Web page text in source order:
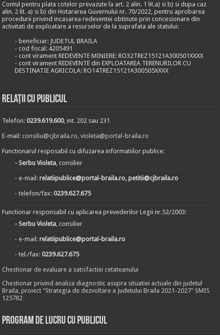
Contul pentru plata cotelor prevazute la art. 2 alin. 1 lit.a) si b) si dupa caz
alin. 2 lit. a) si b) din Hotararea Guvernului nr. 70/2022, pentru aprobarea
procedurii privind incasarea redeventei obtinute prin concesionare din
activitati de exploatare a resurselor de la suprafata ale statului:
- beneficiar: JUDETUL BRAILA
- cod fiscal: 4205491
- cont virament REDEVENTE MINIERE: RO32TREZ15121A300501XXXX
- cont virament REDEVENTE din EXPLOATAREA TERENURILOR CU
DESTINATIE AGRICOLA: RO14TREZ15121A300505XXXX
Relații cu publicul
Telefon:0239.619.600, int. 202 sau 231
E-mail:consiliu@cjbraila.ro,violeta@portal-braila.ro
Functionarul resposabil cu difuzarea informatiilor publice:
- Serbu Violeta, consilier
- e-mail:relatiipublice@portal-braila.ro, petitii@cjbraila.ro
- telefon/fax:0239.627.675
Functionar responsabil cu aplicarea prevederilor Legii nr.52/2003:
- Serbu Violeta, consilier
- e-mail:relatiipublice@portal-braila.ro
- tel./fax:0239.627.675
Chestionar de evaluare a satisfactiei cetateanului
Chestionar privind analiza diagnostic asupra situatiei actuale din judetul
Braila, proiect "Strategia de dezvoltare a Judetului Braila 2021-2027" SMIS
125782
Program de lucru cu publicul